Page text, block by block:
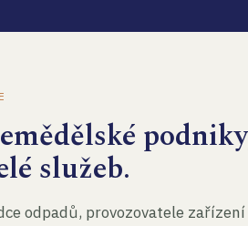
služeb.
odpadů, provozovatele zařízení